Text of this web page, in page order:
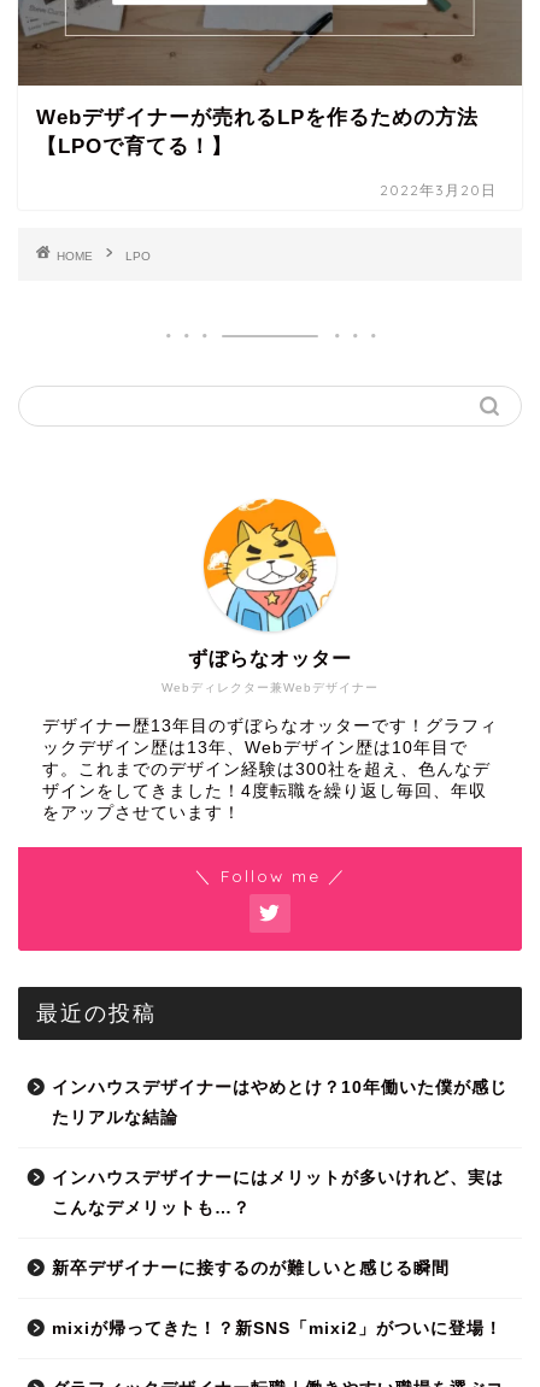
Webデザイナーが売れるLPを作るための方法
【LPOで育てる！】
2022年3月20日
HOME LPO
Webディレクター兼Webデザイナー
ずぼらなオッター
デザイナー歴13年目のずぼらなオッターです！グラフィ
ックデザイン歴は13年、Webデザイン歴は10年目で
す。これまでのデザイン経験は300社を超え、色んなデ
ザインをしてきました！4度転職を繰り返し毎回、年収
をアップさせています！
＼ Follow me ／
最近の投稿
インハウスデザイナーはやめとけ？10年働いた僕が感じ
たリアルな結論
インハウスデザイナーにはメリットが多いけれど、実は
こんなデメリットも…？
新卒デザイナーに接するのが難しいと感じる瞬間
mixiが帰ってきた！？新SNS「mixi2」がついに登場！